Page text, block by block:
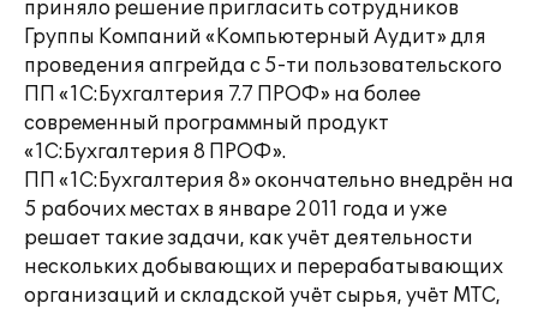
приняло решение пригласить сотрудников
Группы Компаний «Компьютерный Аудит» для
проведения апгрейда с 5-ти пользовательского
ПП «1С:Бухгалтерия 7.7 ПРОФ» на более
современный программный продукт
«1С:Бухгалтерия 8 ПРОФ».
ПП «1С:Бухгалтерия 8» окончательно внедрён на
5 рабочих местах в январе 2011 года и уже
решает такие задачи, как учёт деятельности
нескольких добывающих и перерабатывающих
организаций и складской учёт сырья, учёт МТС,